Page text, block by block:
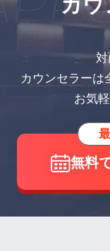
カ
対
カウンセラーは
お気
無料